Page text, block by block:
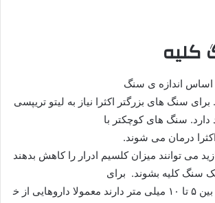
کلیه
اساس اندازه ی‌ سنگ
سنگ های بزرگتر اکثرا نیاز به لیتو تریپسی
سنگ های کوچکتر‌ با‌
درمان می شوند.
می توانند میزان کلسیم‌ ادرار را کاهش بدهند
سنگ کلیه بشوند. برای
سنگ هایی که سایز بین ۵ تا ۱۰ میلی متر دارند معمولا داروهایی از خ